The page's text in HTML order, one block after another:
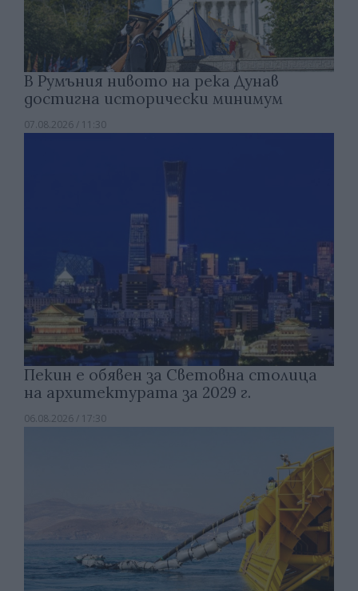
В Румъния нивото на река Дунав
достигна исторически минимум
07.08.2026 / 11:30
Пекин е обявен за Световна столица
на архитектурата за 2029 г.
06.08.2026 / 17:30